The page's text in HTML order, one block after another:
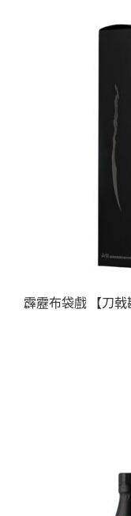
霹靂布袋戲 【刀戟